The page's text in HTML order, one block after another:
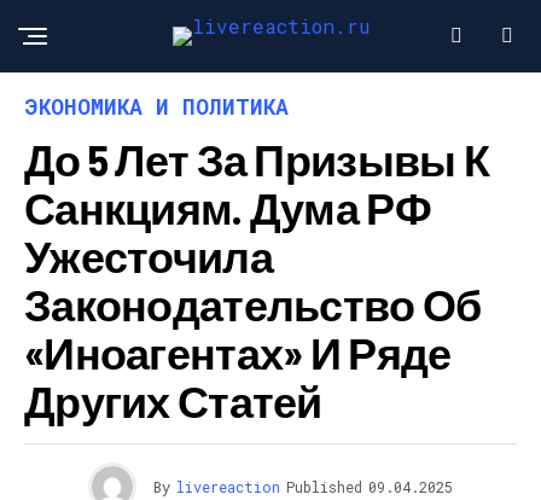
ЭКОНОМИКА И ПОЛИТИКА
До 5 Лет За Призывы К
Санкциям. Дума РФ
Ужесточила
Законодательство Об
«иноагентах» И Ряде
Других Статей
By livereaction Published 09.04.2025